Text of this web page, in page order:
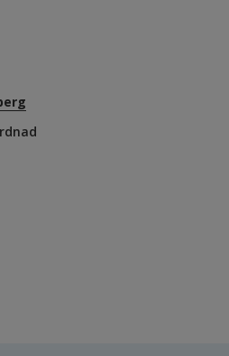
universitetslektor i